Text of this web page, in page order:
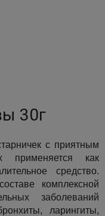
30г
с приятным
применяется как
средство.
комплексной
заболеваний
ларингиты,